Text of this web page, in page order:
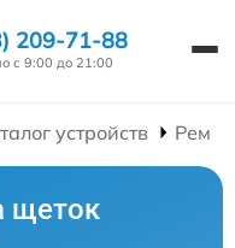
209-71-88
с 9:00 до 21:00
устройств
щеток